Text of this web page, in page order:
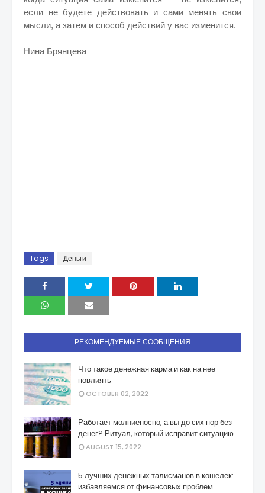
если не будете действовать и сами менять свои
мысли, а затем и способ действий у вас изменится.
Нина Брянцева
Tags Деньги
РЕКОМЕНДУЕМЫЕ СООБЩЕНИЯ
Что такое денежная карма и как на нее
повлиять
OCTOBER 02, 2022
Работает молниеносно, а вы до сих пор без
денег? Ритуал, который исправит ситуацию
AUGUST 15, 2022
5 лучших денежных талисманов в кошелек:
избавляемся от финансовых проблем